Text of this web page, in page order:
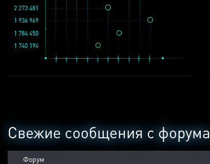
1 936 969
1 784 450
2 273 481
1 740 194
Свежие сообщения с форума
Форум